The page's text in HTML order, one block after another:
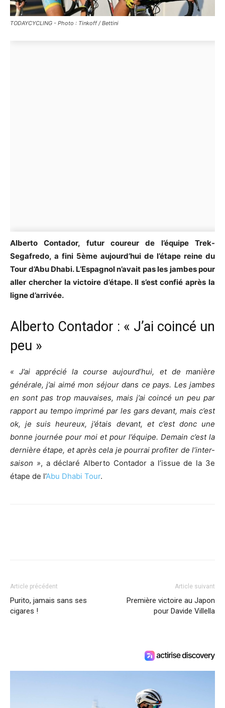
TODAYCYCLING - Photo : Tinkoff / Bettini
Alberto Contador, futur coureur de l’équipe Trek-
Segafredo, a fini 5ème aujourd’hui de l’étape reine du
Tour d’Abu Dhabi. L’Espagnol n’avait pas les jambes pour
aller chercher la victoire d’étape. Il s’est confié après la
ligne d’arrivée.
Alberto Contador : « J’ai coincé un
peu »
« J’ai apprécié la course aujourd’hui, et de manière
générale, j’ai aimé mon séjour dans ce pays. Les jambes
en sont pas trop mauvaises, mais j’ai coincé un peu par
rapport au tempo imprimé par les gars devant, mais c’est
ok, je suis heureux, j’étais devant, et c’est donc une
bonne journée pour moi et pour l’équipe. Demain c’est la
dernière étape, et après cela je pourrai profiter de l’inter-
saison », a déclaré Alberto Contador a l’issue de la 3e
étape de l’Abu Dhabi Tour.
Article précédent
Purito, jamais sans ses
cigares !
Article suivant
Première victoire au Japon
pour Davide Villella